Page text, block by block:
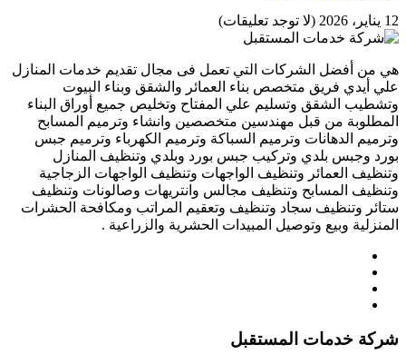
12 يناير، 2026 (لا توجد تعليقات)
هي من أفضل الشركات التي تعمل فى مجال تقديم خدمات المنازل
علي أيدي فريق متخصص بناء العمائر والشقق وبناء البيوت
وتشطيب الشقق وتسليم علي المفتاح وتخليص جميع أوراق البناء
المطلوبة من قبل مهندسين متخصصين وانشاء وترميم المسابح
وترميم الدهانات وترميم السباكة وترميم الكهرباء وترميم جبس
بورد وجبس بلدي وتركيب جبس بورد وبلدي وتنظيف المنازل
وتنظيف العمائر وتنظيف الواجهات وتنظيف الواجهات الزجاجية
وتنظيف المسابح وتنظيف مجالس وانتريهات وصالونات وتنظيف
ستائر وتنظيف سجاد وتنظيف وتعقيم المراتب ومكافحة الحشرات
المنزلية وبيع وتوصيل المبيدات الحشرية والزراعية .
شركة خدمات المستقبل